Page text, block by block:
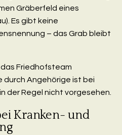
Gräberfeld eines
Es gibt keine
– das Grab bleibt
Friedhofsteam
durch Angehörige ist bei
der Regel nicht vorgesehen.
Kranken- und